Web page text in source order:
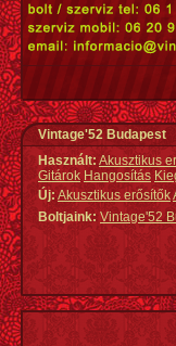
Vintage'52 Budapest
Használt: Akusztikus
Gitárok Hangosítás
Új:Akusztikus erősítők
Boltjaink: Vintage'52